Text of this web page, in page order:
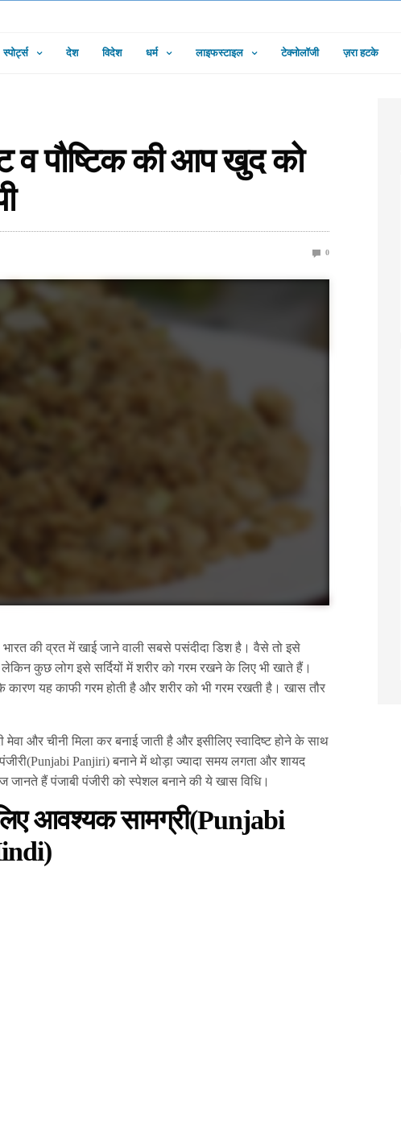
स्पोर्ट्स देश विदेश धर्म लाइफस्टाइल टेक्नोलॉजी ज़रा हटके
व पौष्टिक की आप खुद को
0
भारत की व्रत में खाई जाने वाली सबसे पसंदीदा डिश है। वैसे तो इसे
लेकिन कुछ लोग इसे सर्दियों में शरीर को गरम रखने के लिए भी खाते हैं।
कारण यह काफी गरम होती है और शरीर को भी गरम रखती है। खास तौर
और चीनी मिला कर बनाई जाती है और इसीलिए स्वादिष्ट होने के साथ
Panjiri) बनाने में थोड़ा ज्यादा समय लगता और शायद
हैं पंजाबी पंजीरी को स्पेशल बनाने की ये खास विधि।
आवश्यक सामग्री(Punjabi
)